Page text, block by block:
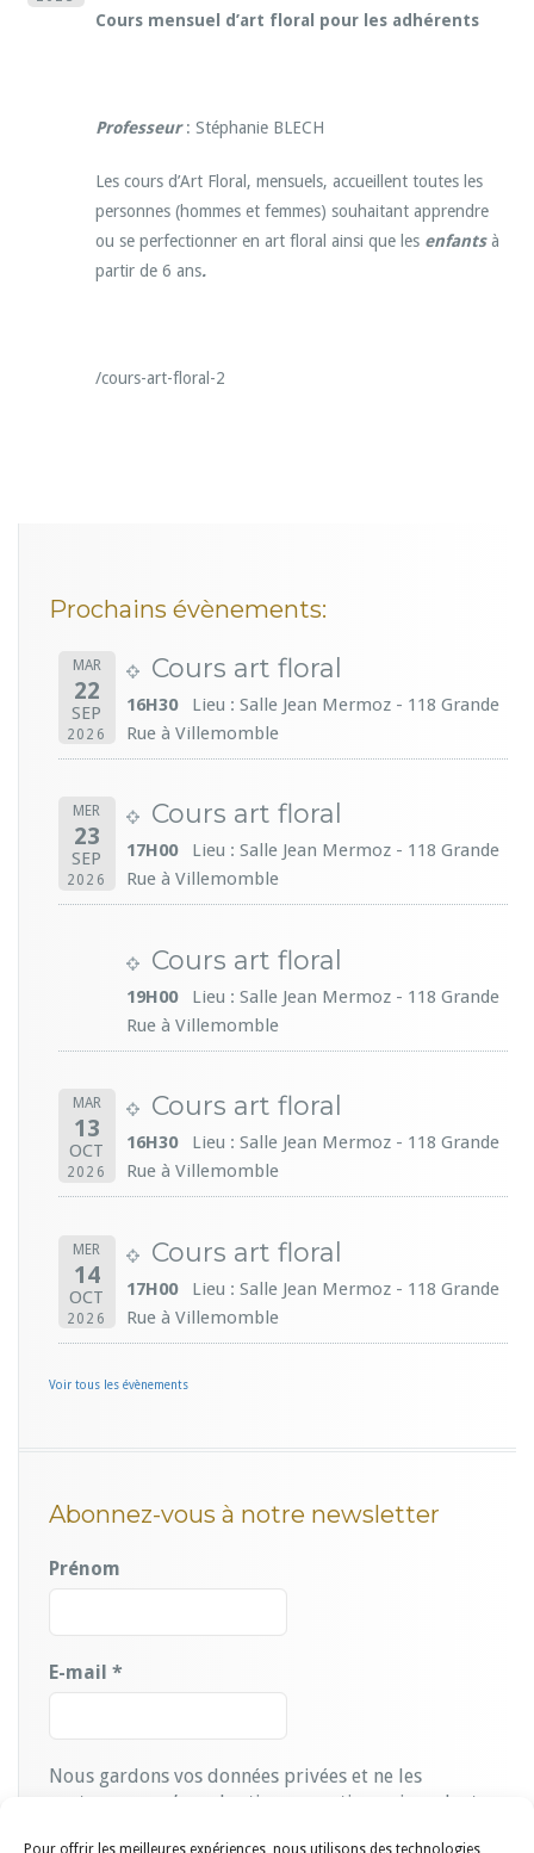
Pour offrir les meilleures expériences, nous utilisons des technologies
Cours mensuel d’art floral pour les adhérents
Professeur: Stéphanie BLECH
Les cours d’Art Floral, mensuels, accueillent toutes les
personnes (hommes et femmes) souhaitant apprendre
ou se perfectionner en art floral ainsi que les enfantsà
partir de 6 ans.
/cours-art-floral-2
Prochains évènements:
MAR
22
SEP
2026
Cours art floral
16H30
Lieu : Salle Jean Mermoz - 118 Grande
Rue à Villemomble
MER
23
SEP
2026
Cours art floral
17H00
Lieu : Salle Jean Mermoz - 118 Grande
Rue à Villemomble
Cours art floral
19H00
Lieu : Salle Jean Mermoz - 118 Grande
Rue à Villemomble
MAR
13
OCT
2026
Cours art floral
16H30
Lieu : Salle Jean Mermoz - 118 Grande
Rue à Villemomble
MER
14
OCT
2026
Cours art floral
17H00
Lieu : Salle Jean Mermoz - 118 Grande
Rue à Villemomble
Voir tous les évènements
Abonnez-vous à notre newsletter
Prénom
E-mail *
Nous gardons vos données privées et ne les
partageons qu’avec les tierces parties qui rendent ce